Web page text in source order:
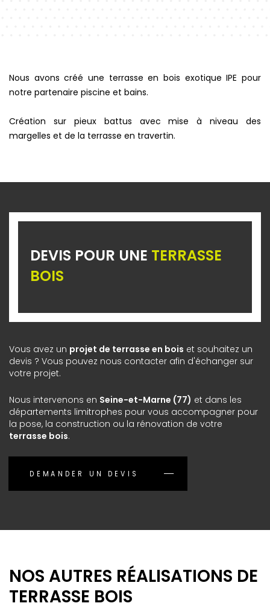
Nous avons créé une terrasse en bois exotique IPE pour
notre partenaire piscine et bains.
Création sur pieux battus avec mise à niveau des
margelles et de la terrasse en travertin.
DEVIS POUR UNE TERRASSE
BOIS
Vous avez un projet de terrasse en bois et souhaitez un
devis ? Vous pouvez nous contacter afin d'échanger sur
votre projet.
Nous intervenons en Seine-et-Marne (77) et dans les
départements limitrophes pour vous accompagner pour
la pose, la construction ou la rénovation de votre
terrasse bois.
DEMANDER UN DEVIS
NOS AUTRES RÉALISATIONS DE
TERRASSE BOIS